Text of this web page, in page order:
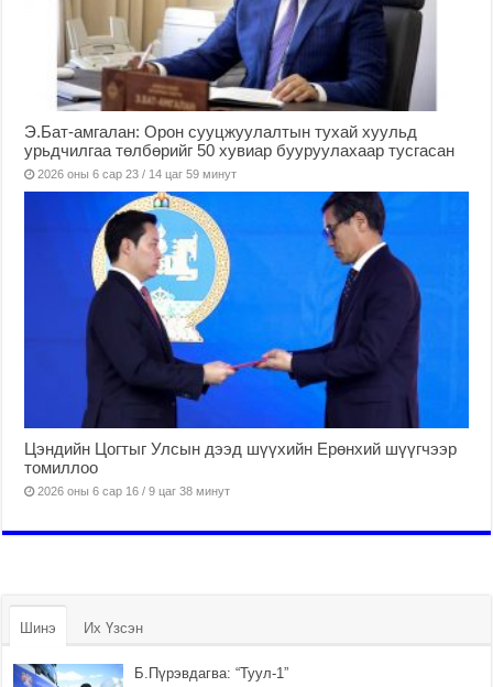
Э.Бат-амгалан: Орон сууцжуулалтын тухай хуульд
урьдчилгаа төлбөрийг 50 хувиар бууруулахаар тусгасан
2026 оны 6 сар 23 / 14 цаг 59 минут
Цэндийн Цогтыг Улсын дээд шүүхийн Ерөнхий шүүгчээр
томиллоо
2026 оны 6 сар 16 / 9 цаг 38 минут
Шинэ Их Үзсэн
Б.Пүрэвдагва: “Туул-1”